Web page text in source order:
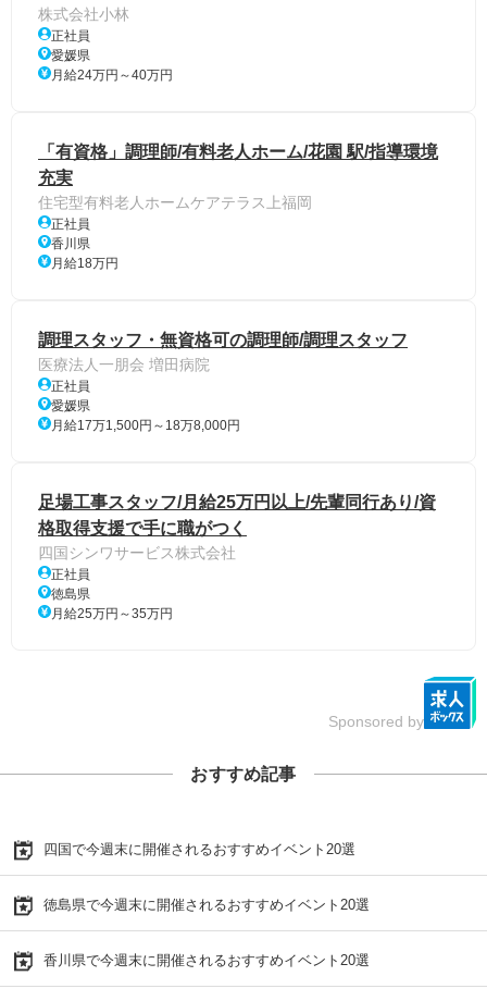
株式会社小林
正社員
愛媛県
月給24万円～40万円
「有資格」調理師/有料老人ホーム/花園 駅/指導環境
充実
住宅型有料老人ホームケアテラス上福岡
正社員
香川県
月給18万円
調理スタッフ・無資格可の調理師/調理スタッフ
医療法人一朋会 増田病院
正社員
愛媛県
月給17万1,500円～18万8,000円
足場工事スタッフ/月給25万円以上/先輩同行あり/資
格取得支援で手に職がつく
四国シンワサービス株式会社
正社員
徳島県
月給25万円～35万円
Sponsored by
おすすめ記事
四国で今週末に開催されるおすすめイベント20選
徳島県で今週末に開催されるおすすめイベント20選
香川県で今週末に開催されるおすすめイベント20選